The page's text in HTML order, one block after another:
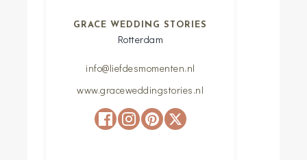
GRACE WEDDING STORIES
Rotterdam
info@liefdesmomenten.nl
www.graceweddingstories.nl